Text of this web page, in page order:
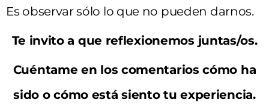
Es observar sólo lo que no pueden darnos.
Te invito a que reflexionemos juntas/os.
Cuéntame en los comentarios cómo ha
sido o cómo está siento tu experiencia.